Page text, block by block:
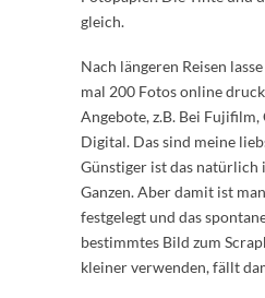
gleich.
Nach längeren Reisen
mal 200 Fotos online
Angebote, z.B. Bei Fujifilm,
Digital. Das sind meine
Günstiger ist das natürlich
Ganzen. Aber damit ist
festgelegt und das
bestimmtes Bild zum
kleiner verwenden, fällt